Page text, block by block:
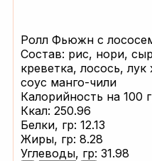
Ролл Фьюжн с
Состав: рис, нори,
креветка, лосось,
соус манго-чили
Калорийность на 100
Ккал: 250.96
Белки, гр: 12.13
Жиры, гр: 8.28
Углеводы, гр: 31.98